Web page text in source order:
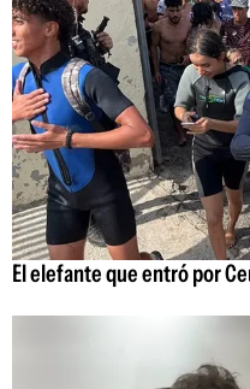
El elefante que entró por